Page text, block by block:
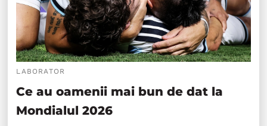
LABORATOR
Ce au oamenii mai bun de dat la
Mondialul 2026